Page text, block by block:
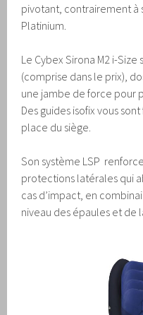
pivotant, contrairement à
Platinium.
Le Cybex Sirona M2 i-
(comprise dans le prix),
une jambe de force pour
Des guides isofix vous
place du siège.
Son système LSP
protections latérales qui
cas d’impact, en
niveau des épaules et de